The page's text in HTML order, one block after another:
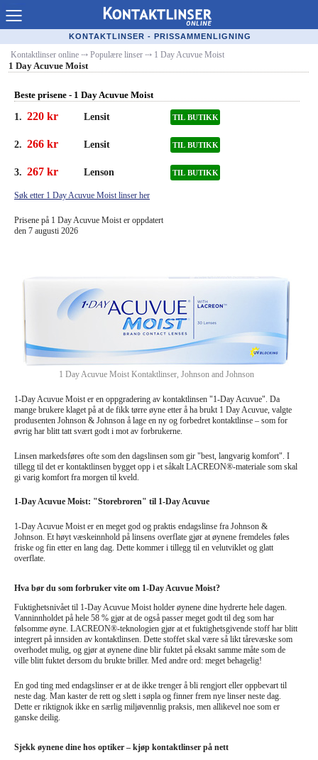
Kontaktlinser Online
Kjøpe linser på nett
Linseforhandlere
Populære linser
Linsetyper
Linsevæske
Merkeguide kontaktlinser
Optiker
Briller
Solbriller
Linseprodusenter
Øyekirurgi
KONTAKTLINSER - PRISSAMMENLIGNING
Kontaktlinser online ⤏ Populære linser ⤏ 1 Day Acuvue Moist
1 Day Acuvue Moist
Beste prisene - 1 Day Acuvue Moist
1. 220 kr Lensit TIL BUTIKK
2. 266 kr Lensit TIL BUTIKK
3. 267 kr Lenson TIL BUTIKK
Søk etter 1 Day Acuvue Moist linser her
Prisene på 1 Day Acuvue Moist er oppdatert
den 7 augusti 2026
1 Day Acuvue Moist Kontaktlinser, Johnson and Johnson
1-Day Acuvue Moist er en oppgradering av kontaktlinsen "1-Day Acuvue". Da
mange brukere klaget på at de fikk tørre øyne etter å ha brukt 1 Day Acuvue, valgte
produsenten Johnson & Johnson å lage en ny og forbedret kontaktlinse – som for
øvrig har blitt tatt svært godt i mot av forbrukerne.
Linsen markedsføres ofte som den dagslinsen som gir "best, langvarig komfort". I
tillegg til det er kontaktlinsen bygget opp i et såkalt LACREON®-materiale som skal
gi varig komfort fra morgen til kveld.
1-Day Acuvue Moist: "Storebroren" til 1-Day Acuvue
1-Day Acuvue Moist er en meget god og praktis endagslinse fra Johnson &
Johnson. Et høyt væskeinnhold på linsens overflate gjør at øynene fremdeles føles
friske og fin etter en lang dag. Dette kommer i tillegg til en velutviklet og glatt
overflate.
Hva bør du som forbruker vite om 1-Day Acuvue Moist?
Fuktighetsnivået til 1-Day Acuvue Moist holder øynene dine hydrerte hele dagen.
Vanninnholdet på hele 58 % gjør at de også passer meget godt til deg som har
følsomme øyne. LACREON®-teknologien gjør at et fuktighetsgivende stoff har blitt
integrert på innsiden av kontaktlinsen. Dette stoffet skal være så likt tårevæske som
overhodet mulig, og gjør at øynene dine blir fuktet på eksakt samme måte som de
ville blitt fuktet dersom du brukte briller. Med andre ord: meget behagelig!
En god ting med endagslinser er at de ikke trenger å bli rengjort eller oppbevart til
neste dag. Man kaster de rett og slett i søpla og finner frem nye linser neste dag.
Dette er riktignok ikke en særlig miljøvennlig praksis, men allikevel noe som er
ganske deilig.
Sjekk øynene dine hos optiker – kjøp kontaktlinser på nett